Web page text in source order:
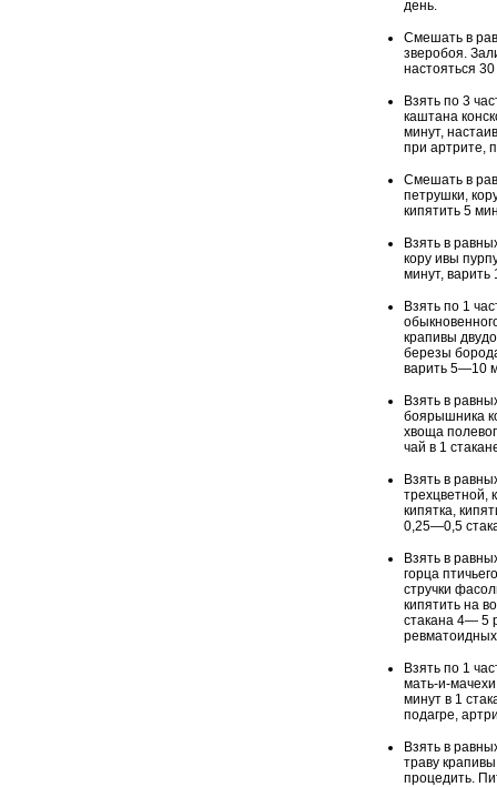
день.
Смешать в
зверобоя.
настояться
Взять по 3
каштана
минут,
при артрите,
Смешать в
петрушки,
кипятить 5
Взять в
кору ивы
минут, варить
Взять по 1
крапивы
березы
варить 5—10
Взять в
боярышника
хвоща
чай в 1
Взять в
трехцветной,
кипятка,
0,25—0,5
Взять в
горца
стручки
кипятить на
стакана 4— 5
Взять по 1
мать-и-
минут в 1
подагре,
Взять в
траву
процедить.